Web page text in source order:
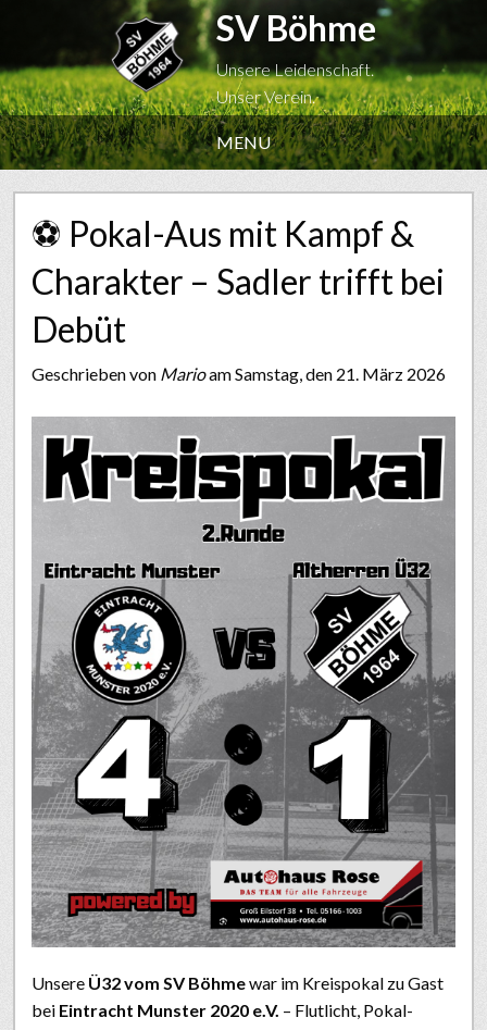
SV Böhme
Unsere Leidenschaft.
Unser Verein.
MENU
⚽ Pokal-Aus mit Kampf &
Charakter – Sadler trifft bei
Debüt
Geschrieben von Marioam Samstag, den 21. März 2026
Unsere Ü32 vom SV Böhmewar im Kreispokal zu Gast
bei Eintracht Munster 2020 e.V. – Flutlicht, Pokal-